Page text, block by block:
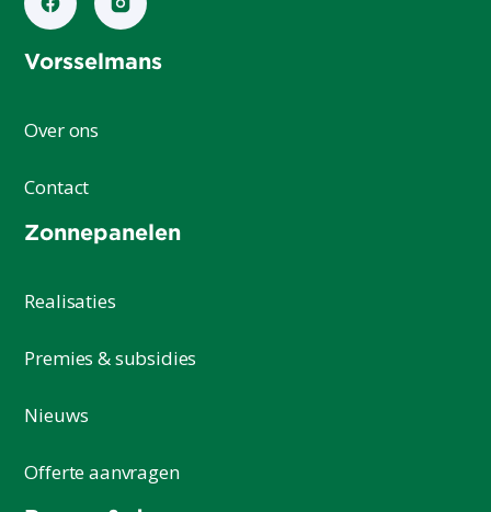
Vorsselmans
Over ons
Contact
Zonnepanelen
Realisaties
Premies & subsidies
Nieuws
Offerte aanvragen